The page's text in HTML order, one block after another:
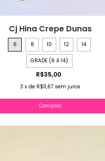
Cj Hina Crepe Dunas
6 8 10 12 14
GRADE (6 A 14)
R$35,00
3 x de R$11,67 sem juros
Comprar